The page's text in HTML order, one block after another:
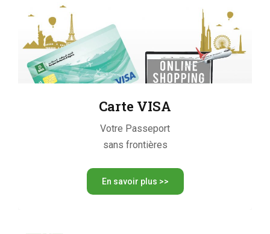
Carte VISA
Votre Passeport
sans frontières
En savoir plus >>